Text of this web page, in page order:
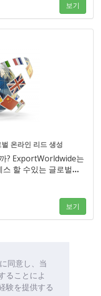
同意し、当
ることによ
験を提供する
보기
온라인 리드 생성
? ExportWorldwide는
할 수있는 글로벌…
보기